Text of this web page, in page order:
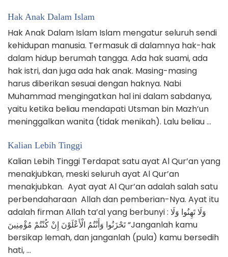
Hak Anak Dalam Islam
Hak Anak Dalam Islam Islam mengatur seluruh sendi
kehidupan manusia. Termasuk di dalamnya hak-hak
dalam hidup berumah tangga. Ada hak suami, ada
hak istri, dan juga ada hak anak. Masing-masing
harus diberikan sesuai dengan haknya. Nabi
Muhammad mengingatkan hal ini dalam sabdanya,
yaitu ketika beliau mendapati Utsman bin Mazh’un
meninggalkan wanita (tidak menikah). Lalu beliau …
Kalian Lebih Tinggi
Kalian Lebih Tinggi Terdapat satu ayat Al Qur’an yang
menakjubkan, meski seluruh ayat Al Qur’an
menakjubkan. Ayat ayat Al Qur’an adalah salah satu
perbendaharaan Allah dan pemberian-Nya. Ayat itu
adalah firman Allah ta’al yang berbunyi : وَلَا تَهِنُوا وَلَا
تَحْزَنُوا وَأَنْتُمُ الْأَعْلَوْنَ إِنْ كُنْتُمْ مُؤْمِنِينَ “Janganlah kamu
bersikap lemah, dan janganlah (pula) kamu bersedih
hati, …